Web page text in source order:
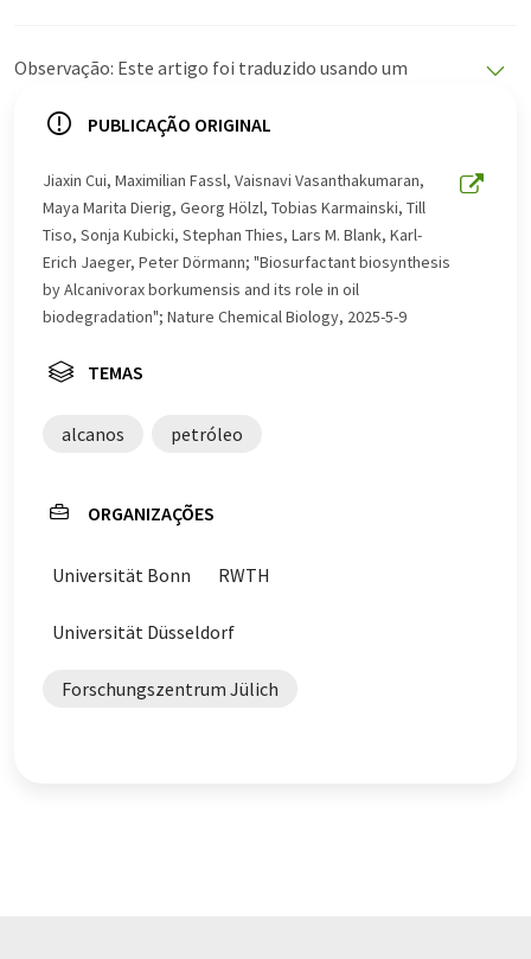
Observação: Este artigo foi traduzido usando um
LUMITOS oferece essas traduções automáticas para
Como este artigo foi traduzido com tradução
automática, é possível que contenha erros de
vocabulário, sintaxe ou gramática. O artigo original em
Inglês pode ser encontradoaqui.
PUBLICAÇÃO ORIGINAL
Jiaxin Cui, Maximilian Fassl, Vaisnavi Vasanthakumaran,
Maya Marita Dierig, Georg Hölzl, Tobias Karmainski, Till
Tiso, Sonja Kubicki, Stephan Thies, Lars M. Blank, Karl-
Erich Jaeger, Peter Dörmann; "Biosurfactant biosynthesis
by Alcanivorax borkumensis and its role in oil
biodegradation"; Nature Chemical Biology, 2025-5-9
TEMAS
alcanos petróleo
ORGANIZAÇÕES
Universität Bonn RWTH
Universität Düsseldorf
Forschungszentrum Jülich